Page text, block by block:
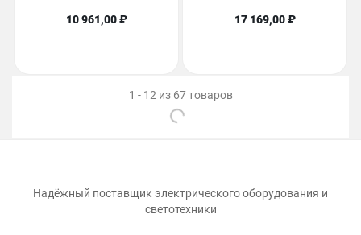
10 961,00 ₽ 17 169,00 ₽
1 - 12 из 67 товаров
Надёжный поставщик электрического оборудования и
светотехники